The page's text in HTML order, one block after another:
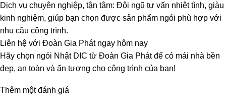
Dịch vụ chuyên nghiệp, tận tâm: Đội ngũ tư vấn nhiệt tình, giàu
kinh nghiệm, giúp bạn chọn được sản phẩm ngói phù hợp với
nhu cầu công trình.
Liên hệ với Đoàn Gia Phát ngay hôm nay
Hãy chọn ngói Nhật DIC từ Đoàn Gia Phát để có mái nhà bền
đẹp, an toàn và ấn tượng cho công trình của bạn!
Thêm một đánh giá